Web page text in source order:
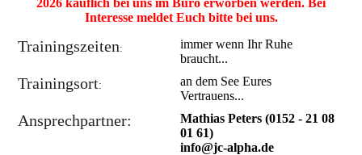
2026 käuflich bei uns im Büro erworben werden. Bei
Interesse meldet Euch bitte bei uns.
Trainingszeiten:
immer wenn Ihr Ruhe
braucht...
Trainingsort:
an dem See Eures
Vertrauens...
Ansprechpartner:
Mathias Peters (0152 - 21 08
01 61)
info@jc-alpha.de